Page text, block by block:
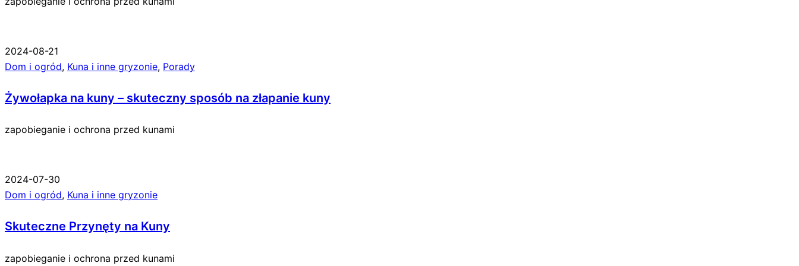
2024-08-21
Dom i ogród, Kuna i inne gryzonie, Porady
Żywołapka na kuny – skuteczny sposób na złapanie kuny
zapobieganie i ochrona przed kunami
2024-07-30
Dom i ogród, Kuna i inne gryzonie
Skuteczne Przynęty na Kuny
zapobieganie i ochrona przed kunami